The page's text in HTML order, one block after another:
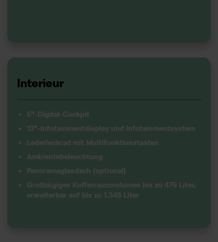
Interieur
5"-Digital-Cockpit
13"-Infotainmentdisplay und Infotainmentsystem
Lederlenkrad mit Multifunktionstasten
Ambientebeleuchtung
Panoramaglasdach (optional)
Großzügiges Kofferraumvolumen bis zu 475 Liter,
erweiterbar auf bis zu 1.345 Liter